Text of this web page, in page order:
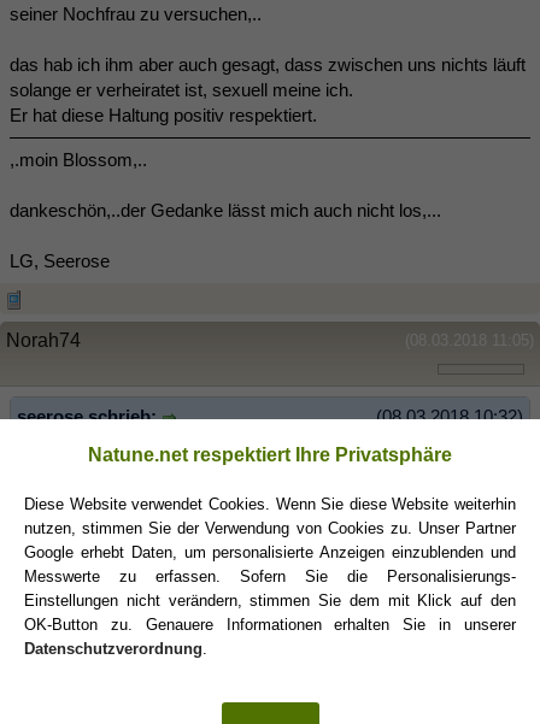
seiner Nochfrau zu versuchen,..
das hab ich ihm aber auch gesagt, dass zwischen uns nichts läuft
solange er verheiratet ist, sexuell meine ich.
Er hat diese Haltung positiv respektiert.
,.moin Blossom,..
dankeschön,..der Gedanke lässt mich auch nicht los,...
LG, Seerose
(08.03.2018 11:05)
Norah74
(08.03.2018 10:32)
seerose schrieb:
"Ich hab mal überlegt. Sag dir für Samstag ab, denke nicht, dass
Ich denke, dass er schon irgendwie mit Sex rechnet. Frag ihn
doch, warum der Sinneswandel.
blossom
Seerose, schreibst Du noch mit dem "K"?! Oder ist das im Sande
Natune.net respektiert Ihre Privatsphäre
Diese Website verwendet Cookies. Wenn Sie diese Website weiterhin
nutzen, stimmen Sie der Verwendung von Cookies zu. Unser Partner
Google erhebt Daten, um personalisierte Anzeigen einzublenden und
Messwerte zu erfassen. Sofern Sie die Personalisierungs-
Einstellungen nicht verändern, stimmen Sie dem mit Klick auf den
OK-Button zu. Genauere Informationen erhalten Sie in unserer
Datenschutzverordnung.